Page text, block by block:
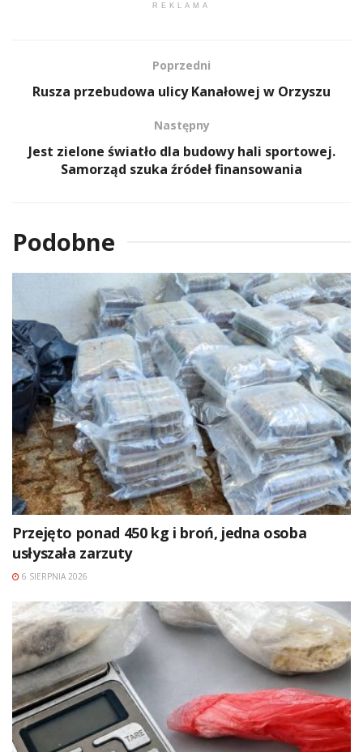
REKLAMA
Poprzedni
Rusza przebudowa ulicy Kanałowej w Orzyszu
Następny
Jest zielone światło dla budowy hali sportowej.
Samorząd szuka źródeł finansowania
Podobne
Przejęto ponad 450 kg i broń, jedna osoba
usłyszała zarzuty
6 SIERPNIA 2026